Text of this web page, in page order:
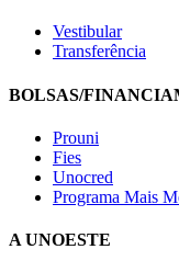
Vestibular
Transferência
BOLSAS/
Prouni
Fies
Unocred
Programa Mais
A UNOESTE